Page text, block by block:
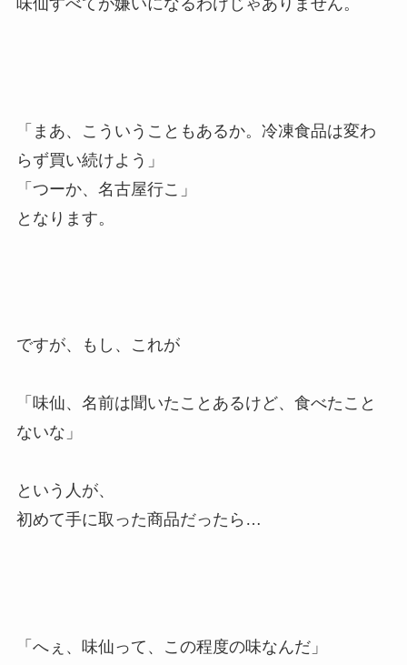
味仙すべてが嫌いになるわけじゃありません。
「まあ、こういうこともあるか。冷凍食品は変わ
らず買い続けよう」
「つーか、名古屋行こ」
となります。
ですが、もし、これが
「味仙、名前は聞いたことあるけど、食べたこと
ないな」
という人が、
初めて手に取った商品だったら…
「へぇ、味仙って、この程度の味なんだ」